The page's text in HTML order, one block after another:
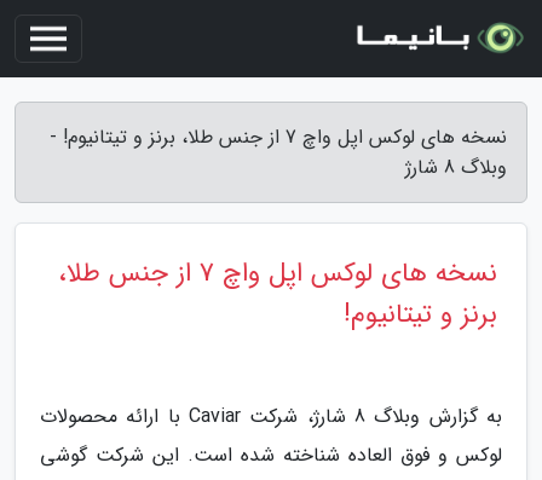
نسخه های لوکس اپل واچ 7 از جنس طلا، برنز و تیتانیوم! -
وبلاگ 8 شارژ
نسخه های لوکس اپل واچ 7 از جنس طلا،
برنز و تیتانیوم!
به گزارش وبلاگ 8 شارژ، شرکت Caviar با ارائه محصولات
لوکس و فوق العاده شناخته شده است. این شرکت گوشی